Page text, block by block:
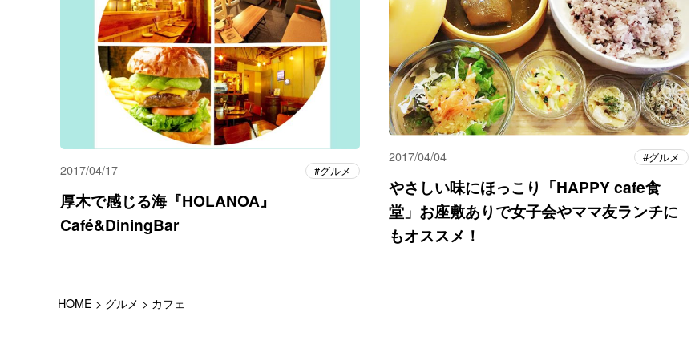
2017/04/17 グルメ
厚木で感じる海『HOLANOA』
Café&DiningBar
2017/04/04 グルメ
やさしい味にほっこり「HAPPY cafe食
堂」お座敷ありで女子会やママ友ランチに
もオススメ！
HOME > グルメ > カフェ